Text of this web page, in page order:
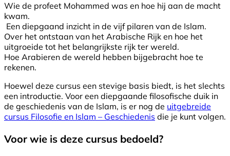
Wie de profeet Mohammed was en hoe hij aan de macht
kwam.
Een diepgaand inzicht in de vijf pilaren van de Islam.
Over het ontstaan van het Arabische Rijk en hoe het
uitgroeide tot het belangrijkste rijk ter wereld.
Hoe Arabieren de wereld hebben bijgebracht hoe te
rekenen.
Hoewel deze cursus een stevige basis biedt, is het slechts
een introductie. Voor een diepgaande filosofische duik in
de geschiedenis van de Islam, is er nog de uitgebreide
cursus Filosofie en Islam – Geschiedenis die je kunt volgen.
Voor wie is deze cursus bedoeld?